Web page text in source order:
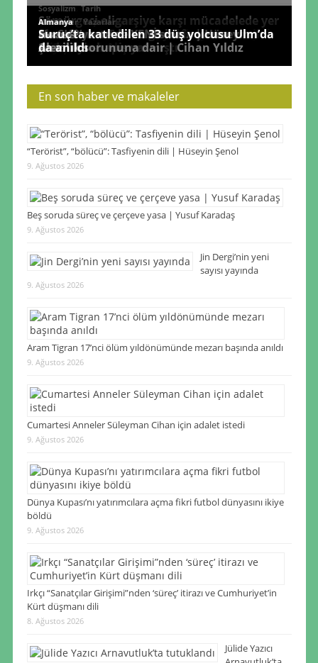
En çok okunanlar
Sosyalizm
Ateş Turan uğurlandı
Sosyalizm
Doğan Baş Hamburg’da toprağa verildi
Güncel
Figen Yüksekdağ’dan LFI’ye dayanışma
mesajı
Makaleler,Yazarlar
Hafıza Köprüsü: İşte geldik gidiyoruz, şen
olası Karadeniz | Hilmi Toy
Sosyalizm
Namık Berktay, Muğla’da hayatını
kaybetti
Makaleler,Seçtiklerimiz
Son ve en uzun Kürt ayaklanması yenildi
mi? | Taner Akçam
Sosyalizm,Tarih
Sömürgeci oligarşiye karşı mücadelede yer
alan Ahmet Telli, Cigerxwîn yazısı
nedeniyle hapis yatmıştı
Makaleler,Yazarlar
Ne CHP’ye ne de YENİ’sine… | Hüseyin
Şenol
Makaleler
Alevilik sorununa dair | Cihan Yıldız
Almanya
Suruç’ta katledilen 33 düş yolcusu Ulm’da
da anıldı
En son haber ve makaleler
“Terörist”, “bölücü”: Tasfiyenin dili | Hüseyin Şenol
9. Ağustos 2026
Beş soruda süreç ve çerçeve yasa | Yusuf Karadaş
9. Ağustos 2026
Jin Dergi’nin yeni
sayısı yayında
9. Ağustos 2026
Aram Tigran 17’nci ölüm yıldönümünde mezarı başında anıldı
9. Ağustos 2026
Cumartesi Anneler Süleyman Cihan için adalet istedi
9. Ağustos 2026
Dünya Kupası’nı yatırımcılara açma fikri futbol dünyasını ikiye
böldü
9. Ağustos 2026
Irkçı “Sanatçılar Girişimi”nden ‘süreç’ itirazı ve Cumhuriyet’in
Kürt düşmanı dili
8. Ağustos 2026
Jülide Yazıcı